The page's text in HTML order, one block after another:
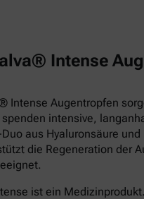
Intense
Intense Augentropfen
intensive,
aus Hyaluronsäure
die Regeneration der
ist ein Medizinprodukt.